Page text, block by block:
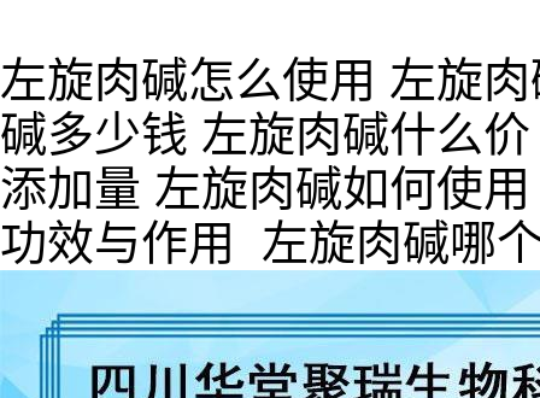
左旋肉碱怎么使用 左旋
碱多少钱 左旋肉碱什么
添加量 左旋肉碱如何使
功效与作用 左旋肉碱哪